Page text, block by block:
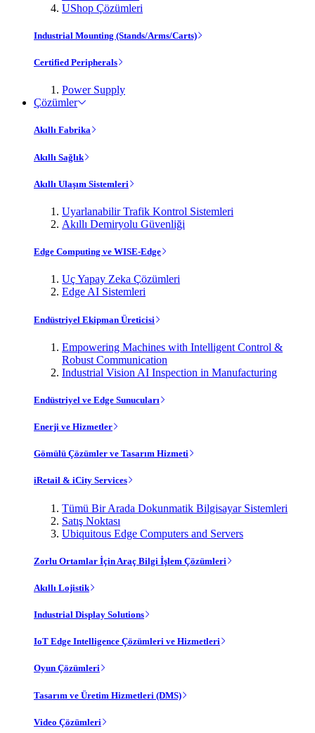
UShop Çözümleri
Industrial Mounting (Stands/Arms/Carts)
Certified Peripherals
Power Supply
Çözümler
Akıllı Fabrika
Akıllı Sağlık
Akıllı Ulaşım Sistemleri
Uyarlanabilir Trafik Kontrol Sistemleri
Akıllı Demiryolu Güvenliği
Edge Computing ve WISE-Edge
Uç Yapay Zeka Çözümleri
Edge AI Sistemleri
Endüstriyel Ekipman Üreticisi
Empowering Machines with Intelligent Control &
Robust Communication
Industrial Vision AI Inspection in Manufacturing
Endüstriyel ve Edge Sunucuları
Enerji ve Hizmetler
Gömülü Çözümler ve Tasarım Hizmeti
iRetail & iCity Services
Tümü Bir Arada Dokunmatik Bilgisayar Sistemleri
Satış Noktası
Ubiquitous Edge Computers and Servers
Zorlu Ortamlar İçin Araç Bilgi İşlem Çözümleri
Akıllı Lojistik
Industrial Display Solutions
IoT Edge Intelligence Çözümleri ve Hizmetleri
Oyun Çözümleri
Tasarım ve Üretim Hizmetleri (DMS)
Video Çözümleri